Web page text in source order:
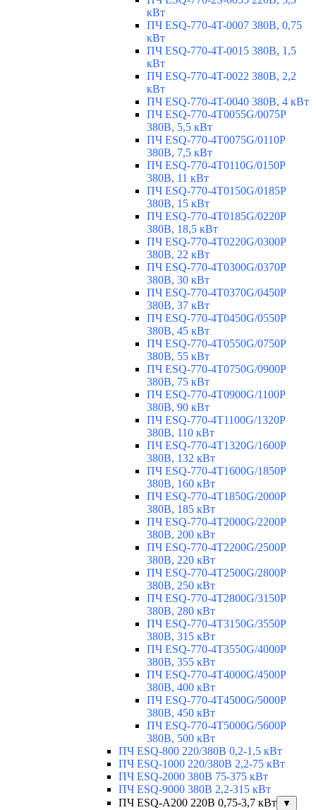
кВт
ПЧ ESQ-770-4T-0007 380В, 0,75
кВт
ПЧ ESQ-770-4T-0015 380В, 1,5
кВт
ПЧ ESQ-770-4T-0022 380В, 2,2
кВт
ПЧ ESQ-770-4T-0040 380В, 4 кВт
ПЧ ESQ-770-4T0055G/0075P
380В, 5,5 кВт
ПЧ ESQ-770-4T0075G/0110P
380В, 7,5 кВт
ПЧ ESQ-770-4T0110G/0150P
380В, 11 кВт
ПЧ ESQ-770-4T0150G/0185P
380В, 15 кВт
ПЧ ESQ-770-4T0185G/0220P
380В, 18,5 кВт
ПЧ ESQ-770-4T0220G/0300P
380В, 22 кВт
ПЧ ESQ-770-4T0300G/0370P
380В, 30 кВт
ПЧ ESQ-770-4T0370G/0450P
380В, 37 кВт
ПЧ ESQ-770-4T0450G/0550P
380В, 45 кВт
ПЧ ESQ-770-4T0550G/0750P
380В, 55 кВт
ПЧ ESQ-770-4T0750G/0900P
380В, 75 кВт
ПЧ ESQ-770-4T0900G/1100P
380В, 90 кВт
ПЧ ESQ-770-4T1100G/1320P
380В, 110 кВт
ПЧ ESQ-770-4T1320G/1600P
380В, 132 кВт
ПЧ ESQ-770-4T1600G/1850P
380В, 160 кВт
ПЧ ESQ-770-4T1850G/2000P
380В, 185 кВт
ПЧ ESQ-770-4T2000G/2200P
380В, 200 кВт
ПЧ ESQ-770-4T2200G/2500P
380В, 220 кВт
ПЧ ESQ-770-4T2500G/2800P
380В, 250 кВт
ПЧ ESQ-770-4T2800G/3150P
380В, 280 кВт
ПЧ ESQ-770-4T3150G/3550P
380В, 315 кВт
ПЧ ESQ-770-4T3550G/4000P
380В, 355 кВт
ПЧ ESQ-770-4T4000G/4500P
380В, 400 кВт
ПЧ ESQ-770-4T4500G/5000P
380В, 450 кВт
ПЧ ESQ-770-4T5000G/5600P
380В, 500 кВт
ПЧ ESQ-800 220/380В 0,2-1,5 кВт
ПЧ ESQ-1000 220/380В 2,2-75 кВт
ПЧ ESQ-2000 380В 75-375 кВт
ПЧ ESQ-9000 380В 2,2-315 кВт
ПЧ ESQ-A200 220В 0,75-3,7 кВт
▼